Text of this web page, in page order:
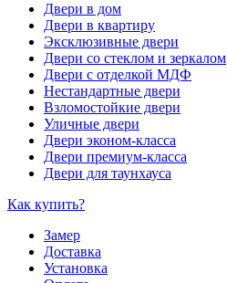
Двери в дом
Двери в квартиру
Эксклюзивные двери
Двери со стеклом и зеркалом
Двери с отделкой МДФ
Нестандартные двери
Взломостойкие двери
Уличные двери
Двери эконом-класса
Двери премиум-класса
Двери для таунхауса
Как купить?
Замер
Доставка
Установка